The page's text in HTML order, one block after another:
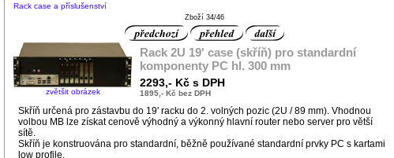
Rack case a příslušenství
Zboží 34/46
zvětšit obrázek
Rack 2U 19' case (skříň) pro standardní
komponenty PC hl. 300 mm
2293,- Kč s DPH
1895,- Kč bez DPH
Skříň určená pro zástavbu do 19' racku do 2. volných pozic (2U / 89 mm). Vhodnou
volbou MB lze získat cenově výhodný a výkonný hlavní router nebo server pro větší
sítě.
Skříň je konstruována pro standardní, běžně používané standardní prvky PC s kartami
low profile.